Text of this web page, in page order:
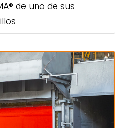
de uno de sus